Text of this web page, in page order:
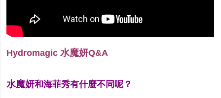
Hydromagic水魔妍Q&A
水魔妍和海菲秀有什麼不同呢？